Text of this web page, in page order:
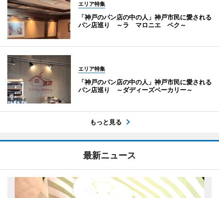
エリア特集
「神戸のパン店の中の人」神戸市民に愛される
パン店巡り ～ラ マロニエ ペク～
エリア特集
「神戸のパン店の中の人」神戸市民に愛される
パン店巡り ～ダディーズベーカリー～
もっと見る
最新ニュース